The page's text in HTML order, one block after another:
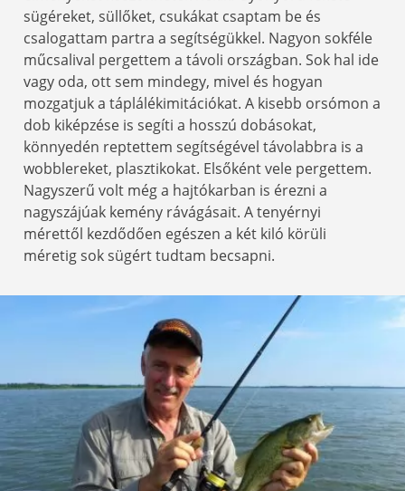
sügéreket, süllőket, csukákat csaptam be és
csalogattam partra a segítségükkel. Nagyon sokféle
műcsalival pergettem a távoli országban. Sok hal ide
vagy oda, ott sem mindegy, mivel és hogyan
mozgatjuk a táplálékimitációkat. A kisebb orsómon a
dob kiképzése is segíti a hosszú dobásokat,
könnyedén reptettem segítségével távolabbra is a
wobblereket, plasztikokat. Elsőként vele pergettem.
Nagyszerű volt még a hajtókarban is érezni a
nagyszájúak kemény rávágásait. A tenyérnyi
mérettől kezdődően egészen a két kiló körüli
méretig sok sügért tudtam becsapni.